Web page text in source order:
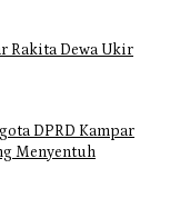
Rakita Dewa Ukir
DPRD Kampar
Menyentuh